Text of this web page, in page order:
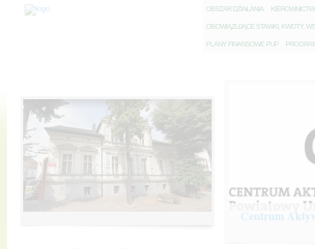
OBSZAR DZIAŁANIA K
OBOWIĄZUJĄCE STAWKI, KWOTY,
PLANY FINANSOWE PUP P
Centrum